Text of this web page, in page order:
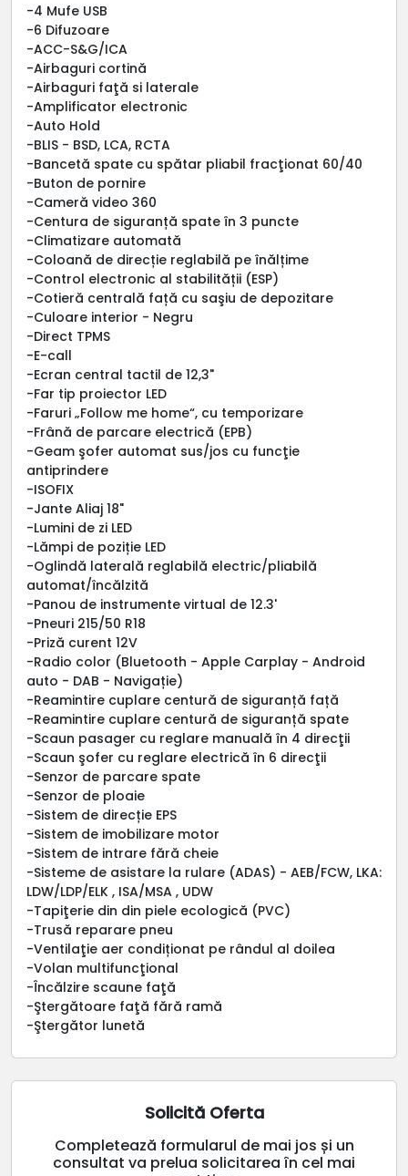
-4 Mufe USB
-6 Difuzoare
-ACC-S&G/ICA
-Airbaguri cortină
-Airbaguri faţă si laterale
-Amplificator electronic
-Auto Hold
-BLIS - BSD, LCA, RCTA
-Bancetă spate cu spătar pliabil fracţionat 60/40
-Buton de pornire
-Cameră video 360
-Centura de siguranță spate în 3 puncte
-Climatizare automată
-Coloană de direcție reglabilă pe înălțime
-Control electronic al stabilității (ESP)
-Cotieră centrală față cu saşiu de depozitare
-Culoare interior - Negru
-Direct TPMS
-E-call
-Ecran central tactil de 12,3"
-Far tip proiector LED
-Faruri „Follow me home“, cu temporizare
-Frână de parcare electrică (EPB)
-Geam şofer automat sus/jos cu funcţie
antiprindere
-ISOFIX
-Jante Aliaj 18"
-Lumini de zi LED
-Lămpi de poziție LED
-Oglindă laterală reglabilă electric/pliabilă
automat/încălzită
-Panou de instrumente virtual de 12.3'
-Pneuri 215/50 R18
-Priză curent 12V
-Radio color (Bluetooth - Apple Carplay - Android
auto - DAB - Navigație)
-Reamintire cuplare centură de siguranță față
-Reamintire cuplare centură de siguranță spate
-Scaun pasager cu reglare manuală în 4 direcţii
-Scaun şofer cu reglare electrică în 6 direcţii
-Senzor de parcare spate
-Senzor de ploaie
-Sistem de direcție EPS
-Sistem de imobilizare motor
-Sistem de intrare fără cheie
-Sisteme de asistare la rulare (ADAS) - AEB/FCW, LKA:
LDW/LDP/ELK , ISA/MSA , UDW
-Tapiţerie din din piele ecologică (PVC)
-Trusă reparare pneu
-Ventilaţie aer condiționat pe rândul al doilea
-Volan multifuncţional
-Încălzire scaune faţă
-Ştergătoare faţă fără ramă
-Ştergător lunetă
Solicită Oferta
Completează formularul de mai jos și un
consultat va prelua solicitarea în cel mai